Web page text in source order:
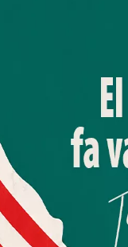
Pérez moria
– Guinardó.
el seu acord,
similars per
dades
Pot retirar el seu
de dades
moment fent
Política de
dones el teu
Més informació
l’usuari crea un
consentiment
informatives